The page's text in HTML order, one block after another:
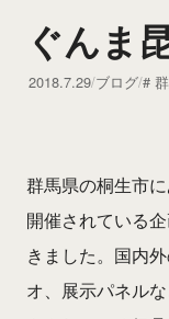
ぐんま
2018.7.29 ブログ
群馬県の桐生市に
開催されている
きました。国内
オ、展示パネル